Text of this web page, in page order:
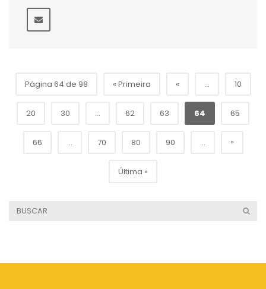
Página 64 de 98 « Primeira « ... 10
20 30 ... 62 63 64 65
66 ... 70 80 90 ... »
Última »